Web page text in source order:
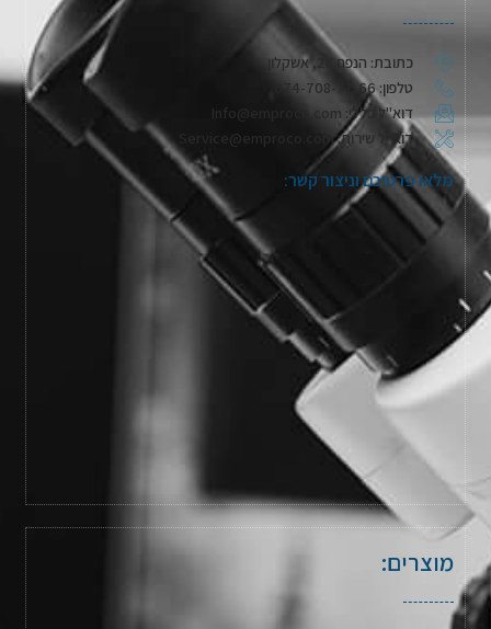
כתובת: הנפח 28, אשקלון
טלפון: 074-708-71-66
דוא"ל כללי: Info@emproco.com
דוא"ל שירות: Service@emproco.com
מלאו פרטיכם וניצור קשר:
מוצרים: